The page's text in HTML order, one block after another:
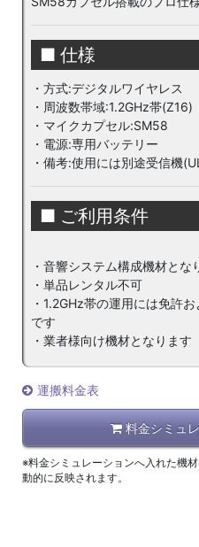
■ 仕様
・方式:デジタルワイヤレス
・周波数帯域:1.2GHz帯(Z16)
・マイクカプセル:SM58
・電源:専用バッテリー
・備考:使用には別途受信機
■ ご利用条件
・音響システム構成機材とな
・単品レンタル不可
・1.2GHz帯の運用には免許
です
・業者様向け機材となります
運搬料金表
料金シミュ
※料金シミュレーションへ入れた機
動的に反映されます。